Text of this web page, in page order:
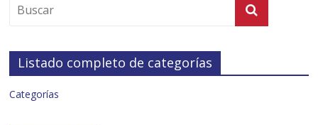
Listado completo de categorías
Categorías